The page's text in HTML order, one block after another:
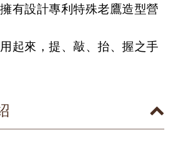
有設計專利特殊老鷹造型營
起來，提、敲、抬、握之手